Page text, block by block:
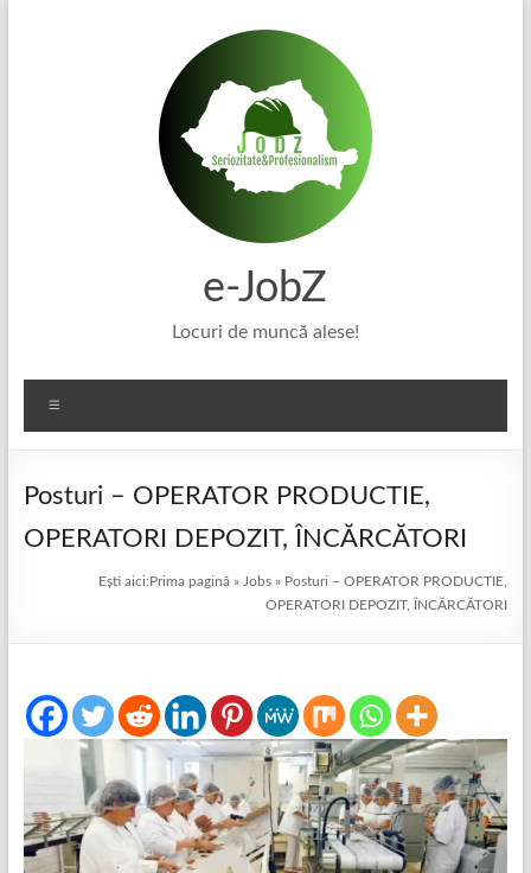
e-JobZ
Locuri de muncă alese!
Posturi – OPERATOR PRODUCTIE,
OPERATORI DEPOZIT, ÎNCĂRCĂTORI
Ești aici:Prima pagină » Jobs » Posturi – OPERATOR PRODUCTIE,
OPERATORI DEPOZIT, ÎNCĂRCĂTORI